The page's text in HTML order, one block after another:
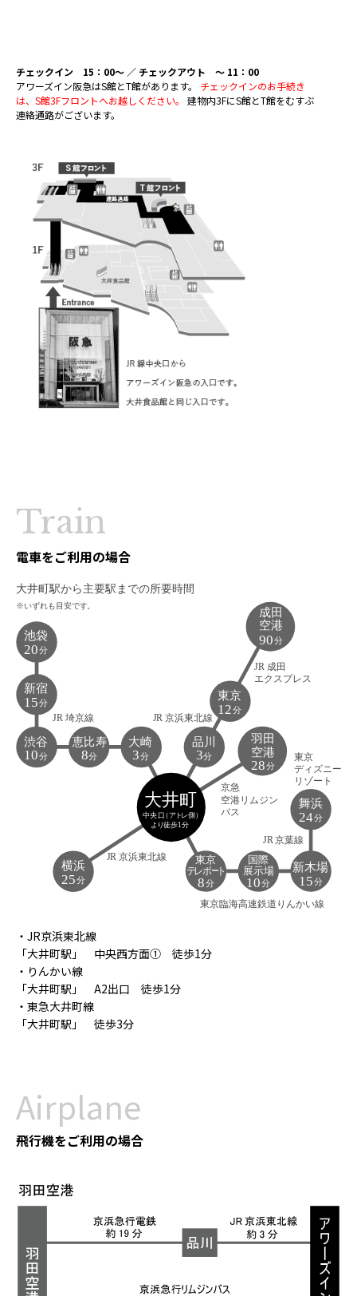
チェックイン 15：00～ ／ チェックアウト ～ 11：00
アワーズイン阪急はS館とT館があります。 チェックインのお手続き
は、S館3Fフロントへお越しください。
建物内3FにS館とT館をむすぶ
連絡通路がございます。
Train
電車をご利用の場合
・JR京浜東北線
「大井町駅」 中央西方面① 徒歩1分
・りんかい線
「大井町駅」 A2出口 徒歩1分
・東急大井町線
「大井町駅」 徒歩3分
Airplane
飛行機をご利用の場合